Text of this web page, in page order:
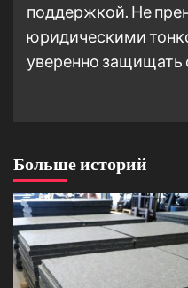
поддержкой. Не
юридическими
уверенно защищать
Больше историй